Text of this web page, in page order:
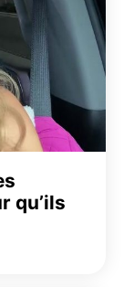
qu’ils